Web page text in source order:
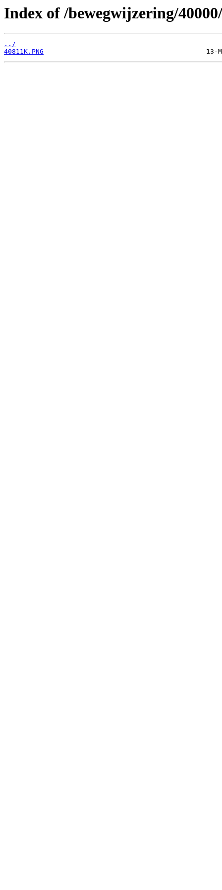
Index of /bewegwijzering/
../
40811K.PNG